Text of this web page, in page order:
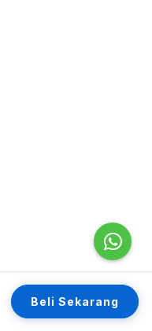
Beli Sekarang